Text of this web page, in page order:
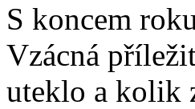
S koncem
Vzácná
uteklo a kolik